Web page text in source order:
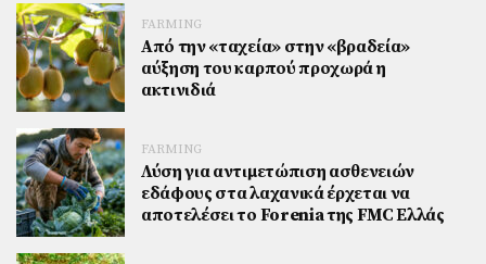
FARMING
Από την «ταχεία» στην «βραδεία»
αύξηση του καρπού προχωρά η
ακτινιδιά
FARMING
Λύση για αντιμετώπιση ασθενειών
εδάφους στα λαχανικά έρχεται να
αποτελέσει το Forenia της FMC Ελλάς